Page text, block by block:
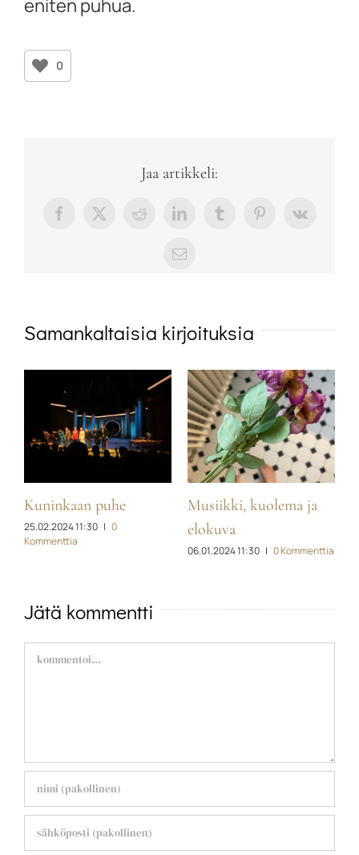
eniten puhua.
0
Jaa artikkeli:
Facebook
X RedditLinkedInTumblrPinterest
Vk
sähköposti
Samankaltaisia kirjoituksia
Musiikki, kuolema ja
elokuva
0 Kommenttia
Pitkä ihana
29.01.2022 09:45
Jätä kommentti
Comment